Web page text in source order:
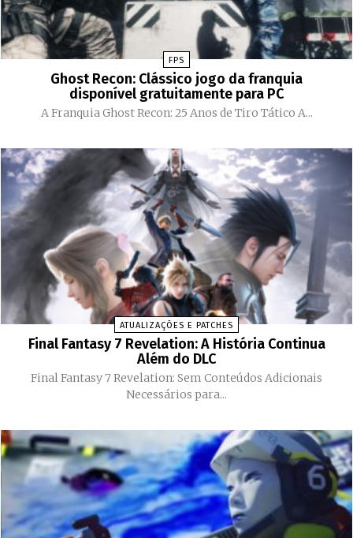
FPS
Ghost Recon: Clássico jogo da franquia
disponível gratuitamente para PC
A Franquia Ghost Recon: 25 Anos de Tiro Tático A...
ATUALIZAÇÕES E PATCHES
Final Fantasy 7 Revelation: A História Continua
Além do DLC
Final Fantasy 7 Revelation: Sem Conteúdos Adicionais
Necessários para...